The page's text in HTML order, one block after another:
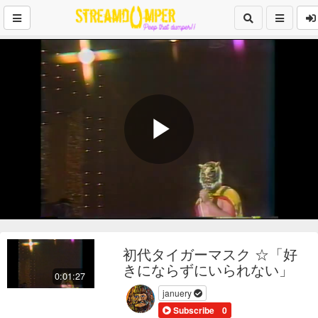
Play
0:01:27
初代タイガーマスク ☆「好
きにならずにいられない」
januery
Subscribe 0